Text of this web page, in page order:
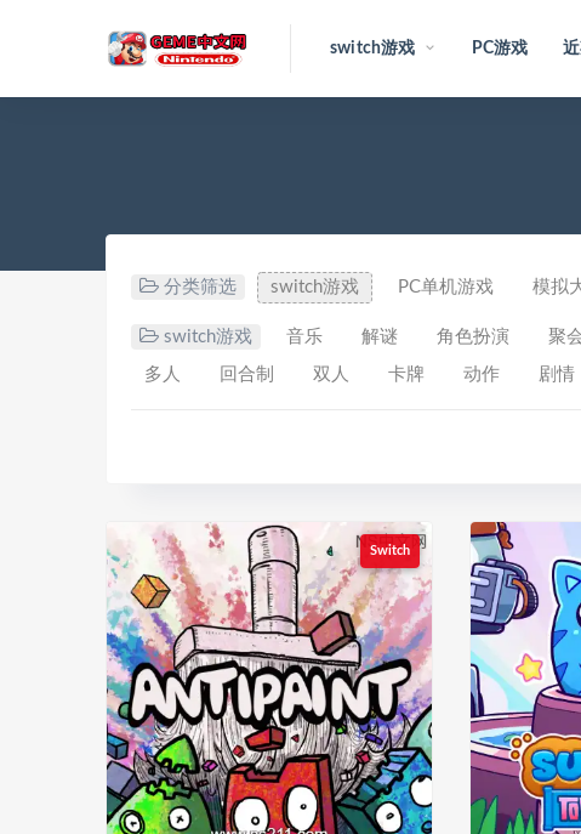
switch游戏 PC游戏 近
分类筛选 switch游戏 PC单机游戏 模拟
switch游戏 音乐 解谜 角色扮演 聚
多人 回合制 双人 卡牌 动作 剧情
Switch